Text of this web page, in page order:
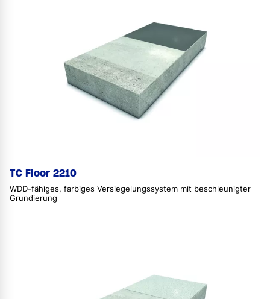
TC Floor 2210
WDD-fähiges, farbiges Versiegelungssystem mit beschleunigter
Grundierung